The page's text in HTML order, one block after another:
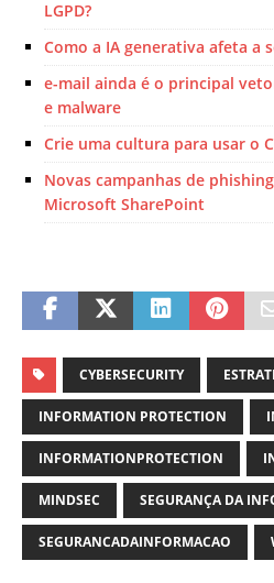
LGPD?
Como a IA generativa afeta a
e-mail ainda é o principal
e malware
Crie uma cultura para usar o
Novas campanhas de
Microsoft SharePoint
CYBERSECURITY
INFORMATION PROTECTION
INFORMATIONPROTECTION
MINDSEC SEGURANÇA DA
SEGURANCADAINFORMACAO